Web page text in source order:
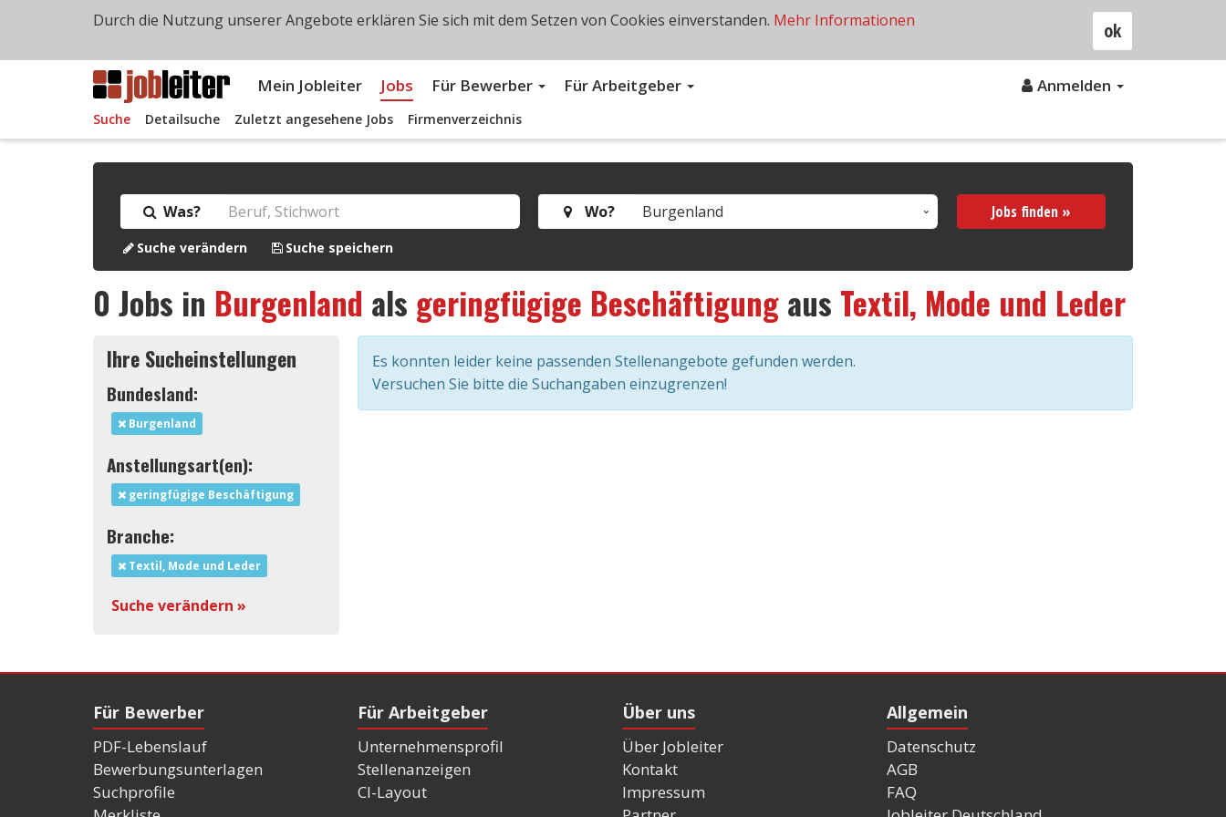
Mein Jobleiter Jobs Für Bewerber Für Arbeitgeber Anmelden
Suche Detailsuche Zuletzt angesehene Jobs Firmenverzeichnis
Was? Wo? Jobs finden »
Suche verändern Suche speichern
0 Jobs in Burgenland als geringfügige Beschäftigungaus Textil, Mode und Leder
Ihre Sucheinstellungen
Bundesland:
Burgenland
Anstellungsart(en):
geringfügige Beschäftigung
Branche:
Textil, Mode und Leder
Suche verändern »
Es konnten leider keine passenden Stellenangebote gefunden werden.
Versuchen Sie bitte die Suchangaben einzugrenzen!
Für Bewerber
PDF-Lebenslauf
Bewerbungsunterlagen
Suchprofile
Für Arbeitgeber
Unternehmensprofil
Stellenanzeigen
CI-Layout
Über uns
Über Jobleiter
Kontakt
Impressum
Allgemein
Datenschutz
AGB
FAQ
ok
Durch die Nutzung unserer Angebote erklären Sie sich mit dem Setzen von Cookies einverstanden. Mehr Informationen